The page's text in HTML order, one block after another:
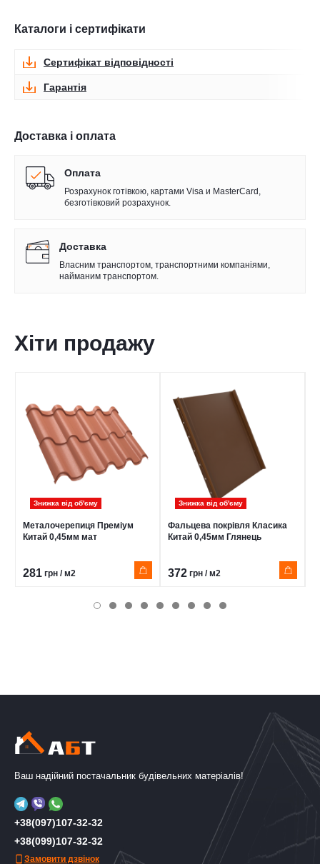
Каталоги і сертифікати
Сертифікат відповідності
Гарантія
Доставка і оплата
Оплата
Розрахунок готівкою, картами Visa и MasterCard,
безготівковий розрахунок.
Доставка
Власним транспортом, транспортними компаніями,
найманим транспортом.
Хіти продажу
Знижка від обʹєму
Металочерепиця Преміум
Китай 0,45мм мат
281 грн / м2
Знижка від обʹєму
Фальцева покрівля Класика
Китай 0,45мм Глянець
372 грн / м2
Ваш надійний постачальник будівельних матеріалів!
+38(097)107-32-32
+38(099)107-32-32
Замовити дзвінок